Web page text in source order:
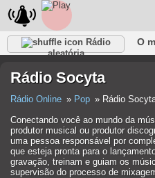
Rádio
aleatória
O
Rádio Socyta
Rádio Online Pop
Rádio
Conectando você ao mundo da
produtor musical ou produtor
uma pessoa responsável por
que esteja pronta para o
gravação, treinam e guiam os
supervisão do processo de